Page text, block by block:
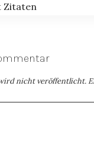
Zitaten
nicht veröffentlicht.